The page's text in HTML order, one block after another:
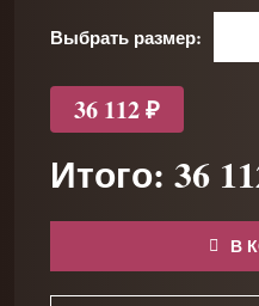
Выбрать размер:
36 112 ₽
Итого: 36
В